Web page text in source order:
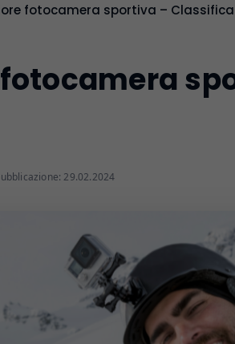
fotocamera sportiva – Classifica
29.02.2024